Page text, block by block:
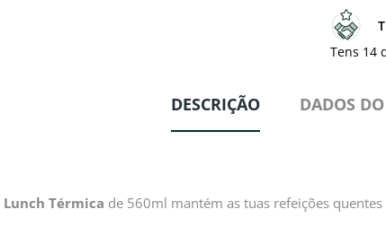
Tens 14
DESCRIÇÃO DADOS
Lunch Térmica de 560ml mantém as tuas refeições